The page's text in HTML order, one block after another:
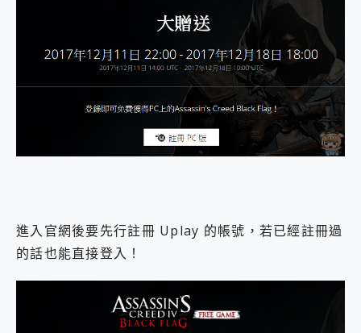
進入官網後要先行註冊 Uplay 的帳號，若已經註冊過
的話也能直接登入！